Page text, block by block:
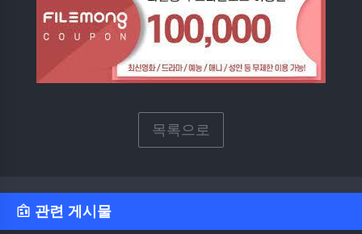
목록으로
관련 게시물